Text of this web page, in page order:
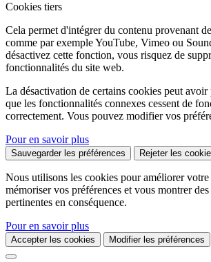
Cookies tiers
Cela permet d'intégrer du contenu provenant
comme par exemple YouTube, Vimeo ou
désactivez cette fonction, vous risquez de
fonctionnalités du site web.
La désactivation de certains cookies peut avoir
que les fonctionnalités connexes cessent de
correctement. Vous pouvez modifier vos
Pour en savoir plus
Sauvegarder les préférences Rejeter les
Nous utilisons les cookies pour améliorer
mémoriser vos préférences et vous montrer
pertinentes en conséquence.
Pour en savoir plus
Accepter les cookies Modifier les préférences